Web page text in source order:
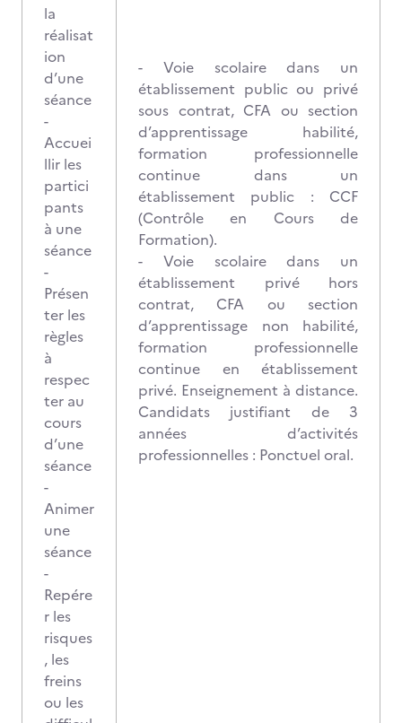
la
réalisat
ion
d’une
séance
-
Accuei
llir les
partici
pants
à une
séance
-
Présen
ter les
règles
à
respec
ter au
cours
d’une
séance
-
Animer
une
séance
-
Repére
r les
risques
, les
freins
ou les
- Voie scolaire dans un
établissement public ou privé
sous contrat, CFA ou section
d’apprentissage habilité,
formation professionnelle
continue dans un
établissement public : CCF
(Contrôle en Cours de
Formation).
- Voie scolaire dans un
établissement privé hors
contrat, CFA ou section
d’apprentissage non habilité,
formation professionnelle
continue en établissement
privé. Enseignement à distance.
Candidats justifiant de 3
années d’activités
professionnelles : Ponctuel oral.